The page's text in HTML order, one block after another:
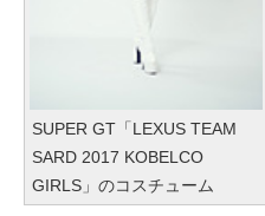
SUPER GT「LEXUS TEAM
SARD 2017 KOBELCO
GIRLS」のコスチューム